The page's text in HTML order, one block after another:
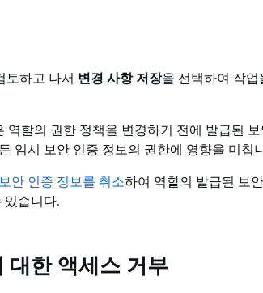
토하고 나서 변경 사항 저장을 선택하여 작업
역할의 권한 정책을 변경하기 전에 발급된 보
임시 보안 인증 정보의 권한에 영향을 미칩
안 인증 정보를 취소하여 역할의 발급된 보
있습니다.
대한 액세스 거부